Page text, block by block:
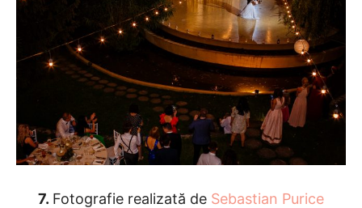
7. Fotografie realizată de Sebastian Purice